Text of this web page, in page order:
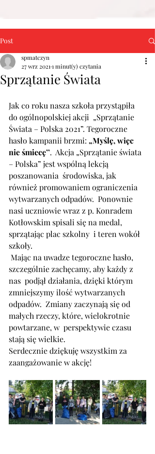
Post
Sprzątanie Świata
spmatczyn
27 wrz 2021 1 minut(y) czytania
Jak co roku nasza szkoła przystąpiła
do ogólnopolskiej akcji  „Sprzątanie
Świata – Polska 2021”. Tegoroczne
hasło kampanii brzmi: „Myślę, więc
nie śmiecę’’.  Akcja „Sprzątanie świata
– Polska” jest wspólną lekcją
poszanowania  środowiska, jak
również promowaniem ograniczenia
wytwarzanych odpadów.  Ponownie
nasi uczniowie wraz z p. Konradem
Kotłowskim spisali się na medal,
sprzątając plac szkolny  i teren wokół
szkoły.
szczególnie zachęcamy, aby każdy z
nas  podjął działania, dzięki którym
zmniejszymy ilość wytwarzanych
odpadów.  Zmiany zaczynają się od
małych rzeczy, które, wielokrotnie
powtarzane, w  perspektywie czasu
stają się wielkie.
Serdecznie dziękuję wszystkim za
zaangażowanie w akcję!